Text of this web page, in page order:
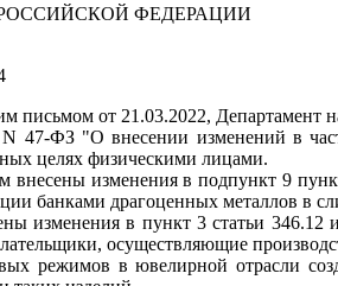
ФЕДЕРАЦИИ
письмом от 21.03.2022, Департамент
47-ФЗ "О внесении изменений в
целях физическими лицами.
внесены изменения в подпункт 9
банками драгоценных металлов в
изменения в пункт 3 статьи
осуществляющие
режимов в ювелирной отрасли